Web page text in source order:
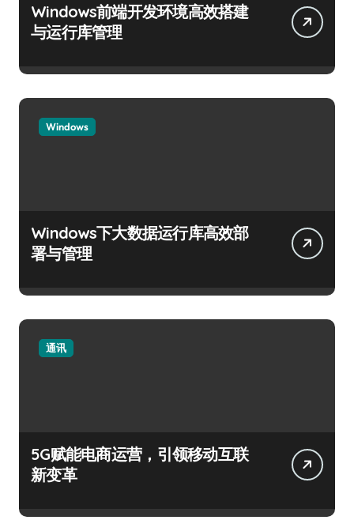
Windows前端开发环境高效搭建
与运行库管理
Windows
Windows下大数据运行库高效部
署与管理
通讯
5G赋能电商运营，引领移动互联
新变革